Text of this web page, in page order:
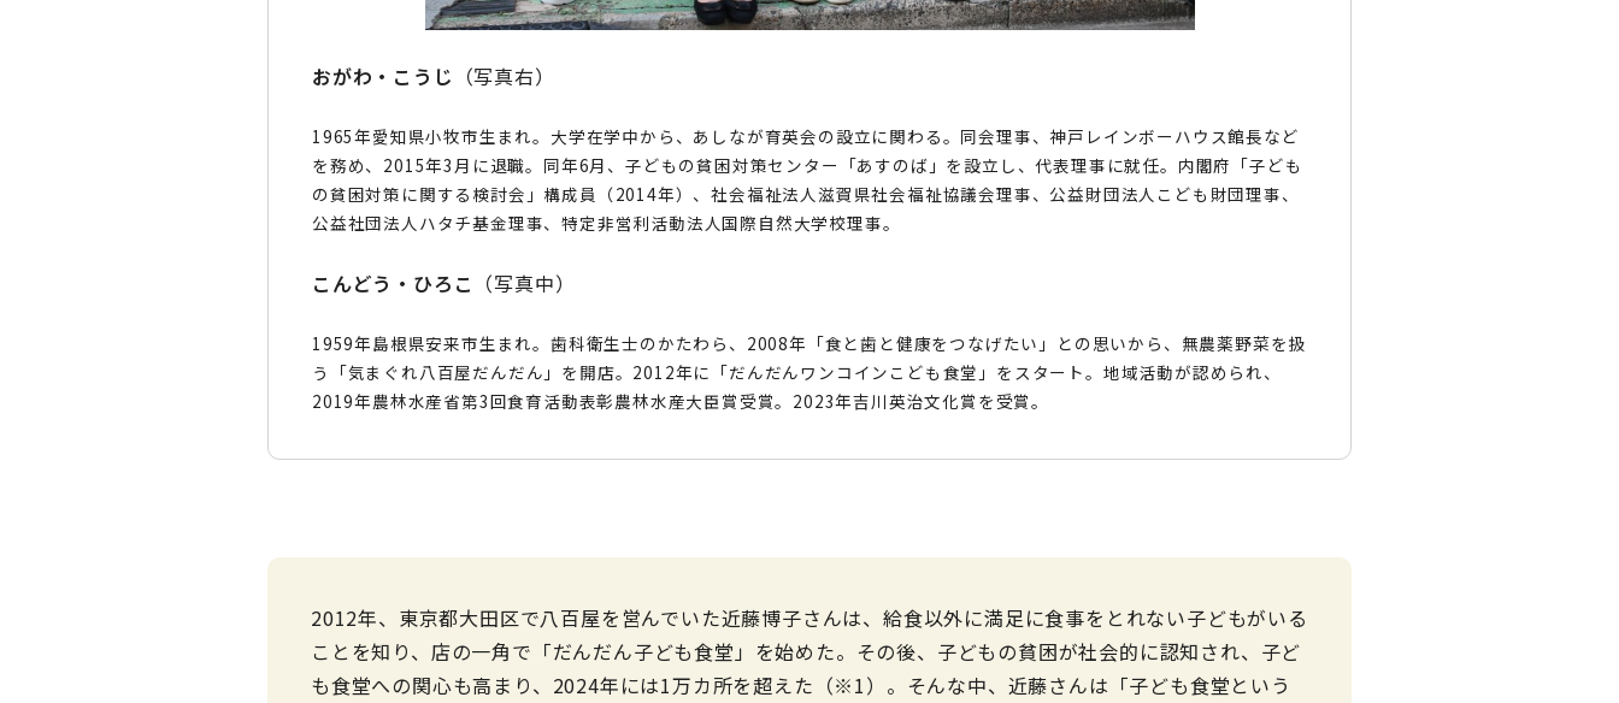
おがわ・こうじ （写真右）
1965年愛知県小牧市生まれ。大学在学中から、あしなが育英会の設立に関わる。同会理事、神戸レインボーハウス館長など
を務め、2015年3月に退職。同年6月、子どもの貧困対策センター「あすのば」を設立し、代表理事に就任。内閣府「子ども
の貧困対策に関する検討会」構成員（2014年）、社会福祉法人滋賀県社会福祉協議会理事、公益財団法人こども財団理事、
公益社団法人ハタチ基金理事、特定非営利活動法人国際自然大学校理事。
こんどう・ひろこ （写真中）
1959年島根県安来市生まれ。歯科衛生士のかたわら、2008年「食と歯と健康をつなげたい」との思いから、無農薬野菜を扱
う「気まぐれ八百屋だんだん」を開店。2012年に「だんだんワンコインこども食堂」をスタート。地域活動が認められ、
2019年農林水産省第3回食育活動表彰農林水産大臣賞受賞。2023年吉川英治文化賞を受賞。
2012年、東京都大田区で八百屋を営んでいた近藤博子さんは、給食以外に満足に食事をとれない子どもがいる
ことを知り、店の一角で「だんだん子ども食堂」を始めた。その後、子どもの貧困が社会的に認知され、子ど
も食堂への関心も高まり、2024年には1万カ所を超えた（※1）。そんな中、近藤さんは「子ども食堂という